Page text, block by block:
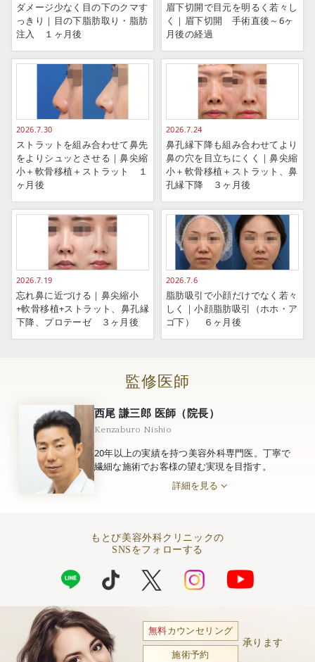
ダメージ少なく目の下のクマす
っきり｜目の下脂肪取り・脂肪
注入 １ヶ月後
眉下切開で目元を明るく若々し
く｜眉下切開 手術直後～6ヶ
月後の経過
2026.7.30
ストラットを組み合わせて鼻先
をよりシュッとさせる｜鼻尖縮
小＋軟骨移植＋ストラット １
ヶ月後
2026.7.24
鼻孔縁下降も組み合わせてより
鼻の穴を目立ちにくく｜鼻尖縮
小＋軟骨移植＋ストラット、鼻
孔縁下降 ３ヶ月後
2026.7.19
忘れ鼻に近づける｜鼻尖縮小
+軟骨移植+ストラット、鼻孔縁
下降、プロテーゼ ３ヶ月後
2026.7.6
脂肪吸引で小顔だけでなく若々
しく｜小顔脂肪吸引（ホホ・ア
ゴ下） ６ヶ月後
監修医師
西尾 謙三郎 医師（院長）
Kenzaburo Nishio
20年以上の実績を持つ美容外科専門医。丁寧で
繊細な施術でお客様の望む実現を目指す。
詳細を見る
もとび美容外科クリニックの
SNSをフォローする
無料カウンセリング
施術予約
承ります